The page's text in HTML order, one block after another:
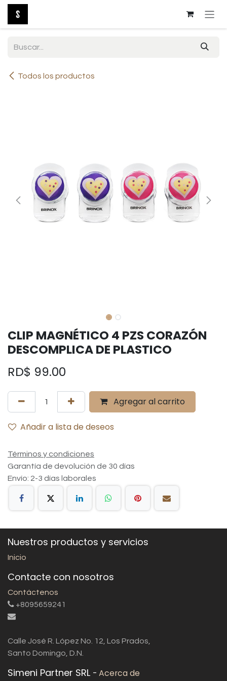
Ir al contenido
Todos los productos
CLIP MAGNÉTICO 4 PZS CORAZÓN
DESCOMPLICA DE PLASTICO
RD$ 99.00
Agregar al carrito
Añadir a lista de deseos
Términos y condiciones
Garantía de devolución de 30 días
Envío: 2-3 días laborales
Nuestros productos y servicios
Inicio
Contacte con nosotros
Contáctenos
+8095659241
Calle José R. López No. 12, Los Prados,
Santo Domingo, D.N.
Simeni Partner SRL - Acerca de